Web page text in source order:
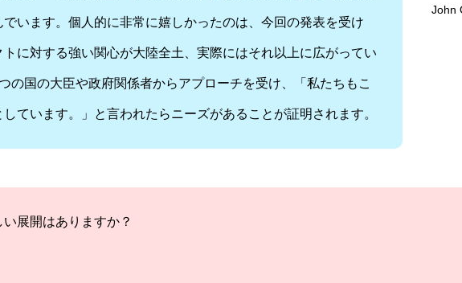
John
います。個人的に非常に嬉しかったのは、今回の発表を受け
に対する強い関心が大陸全土、実際にはそれ以上に広がってい
の国の大臣や政府関係者からアプローチを受け、「私たちもこ
ています。」と言われたらニーズがあることが証明されます。
展開はありますか？